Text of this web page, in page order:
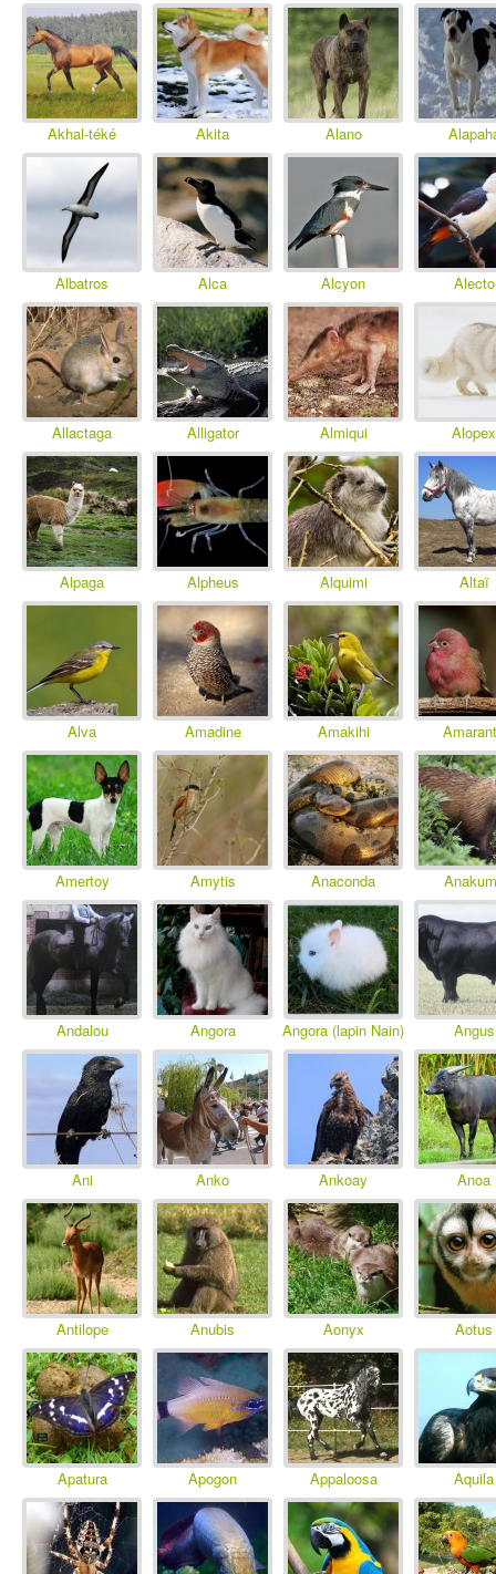
Akhal-téké Akita Alano
Albatros Alca Alcyon Alecto
Allactaga Alligator Almiqui Alopex
Alpaga Alpheus Alquimi Altaï
Alva Amadine Amakihi
Amertoy Amytis Anaconda
Andalou Angora Angora (lapin Nain) Angus
Ani Anko Ankoay Anoa
Antilope Anubis Aonyx Aotus
Apatura Apogon Appaloosa Aquila